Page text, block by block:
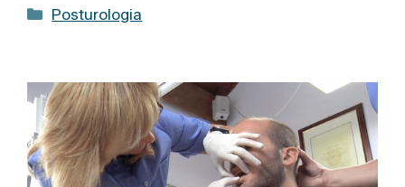
C
e
g
o
r
i
Posturologia